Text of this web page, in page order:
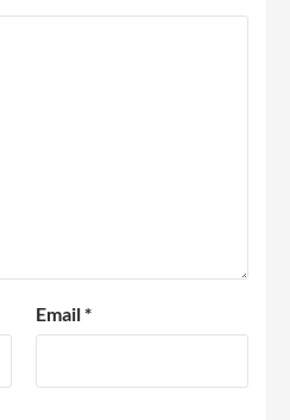
Email*